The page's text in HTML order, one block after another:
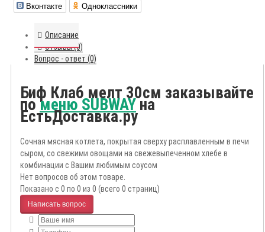
Вконтакте Одноклассники
Описание
Отзывы (0)
Вопрос - ответ (0)
Биф Клаб мелт 30см заказывайте
поменю SUBWAYна
ЕстьДоставка.ру
Сочная мясная котлета, покрытая сверху расплавленным в печи
сыром, со свежими овощами на свежевыпеченном хлебе в
комбинации с Вашим любимым соусом
Нет вопросов об этом товаре.
Показано с 0 по 0 из 0 (всего 0 страниц)
Написать вопрос